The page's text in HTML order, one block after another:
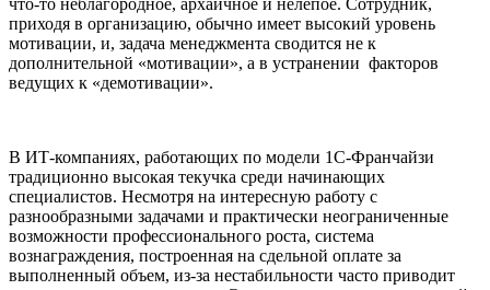
приходя в организацию, обычно имеет высокий уровень
мотивации, и, задача менеджмента сводится не к
дополнительной «мотивации», а в устранении факторов
ведущих к «демотивации».
В ИТ-компаниях, работающих по модели 1С-Франчайзи
традиционно высокая текучка среди начинающих
специалистов. Несмотря на интересную работу с
разнообразными задачами и практически неограниченные
возможности профессионального роста, система
вознаграждения, построенная на сдельной оплате за
выполненный объем, из-за нестабильности часто приводит